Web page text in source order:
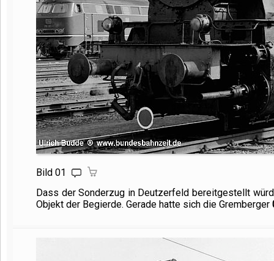
Bild 01
Dass der Sonderzug in Deutzerfeld bereitgestellt
Objekt der Begierde. Gerade hatte sich die Gremberger